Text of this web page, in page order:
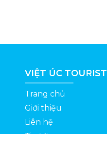
VIỆT ÚC TOURIST
Trang chủ
Giới thiệu
Liên hệ
Tin tức